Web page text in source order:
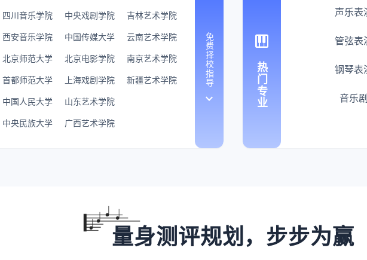
四川音乐学院 中央戏剧学院
吉林艺术学院
西安音乐学院 中国传媒大学
云南艺术学院
北京师范大学 北京电影学院
南京艺术学院
首都师范大学 上海戏剧学院
新疆艺术学院
中国人民大学
山东艺术学院
中央民族大学 广西艺术学院
免费择校指导
keyboard_arrow_down
piano
热门专业
声乐表
管弦表
钢琴表
音乐
量身测评规划，步步为赢